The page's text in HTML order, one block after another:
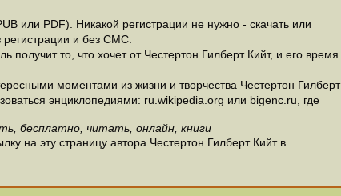
или PDF). Никакой регистрации не нужно - скачать или
регистрации и без СМС.
получит то, что хочет от Честертон Гилберт Кийт, и его время
моментами из жизни и творчества Честертон Гилберт
энциклопедиями: ru.wikipedia.org или bigenc.ru, где
бесплатно, читать, онлайн, книги
на эту страницу автора Честертон Гилберт Кийт в